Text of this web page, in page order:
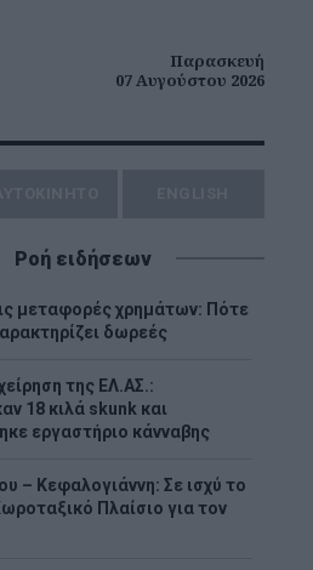
Παρασκευή
07 Αυγούστου 2026
Ροή ειδήσεων
μεταφορές χρημάτων: Πότε
δωρεές
της ΕΛ.ΑΣ.:
18 κιλά skunk και
εργαστήριο κάνναβης
– Κεφαλογιάννη: Σε ισχύ το
Πλαίσιο για τον